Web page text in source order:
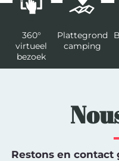
360°
virtueel
bezoek
Plattegrond
camping
Restons en contact